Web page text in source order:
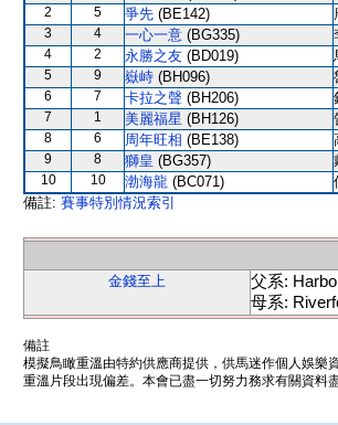
2
5 爭先 (BE142)
3
4 一心一意 (BG335)
4
2 永勝之友 (BD019)
5
9 嶽峙 (BH096)
6
7 卡拉之聲 (BH206)
7
1 美麗福星 (BH126)
8
6 周年旺相 (BE138)
9
8 獅皇 (BG357)
10
10 渤海龍 (BC071)
備註: 賽事特別情況索引
金錢至上
父系:
母系:
備註
模擬鳥瞰重溫由特約供應商提供，供馬迷作個人娛樂
重溫片段出現偏差。本會已盡一切努力務求有關資料